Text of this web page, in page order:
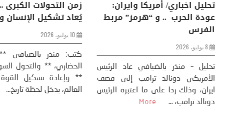
زمن التحولات
يُعاد تشكيل الإنسان
10 يوليو، 2026
كتب: منذر بالضيافي
الحضاري، ** والتحول
** وإعادة تشكيل القوة
العالم، يدخل لحظة تاريخ...
تحليل اخباري/ أمريكا وايران:
عودة الحرب .. و “هرمز” مربط
الفرس
8 يوليو، 2026
تحليل – منذر بالضيافي عاد الرئيس
الأمريكي دونالد ترامب إلى قصف
ايران، وذلك ردا على ما اعتبره الرئيس
دونالد ترامب، ...
More